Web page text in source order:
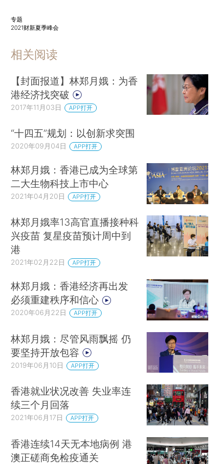
专题
2021财新夏季峰会
相关阅读
【封面报道】林郑月娥：为香
港经济找突破
2017年11月03日 APP打开
“十四五”规划：以创新求突围
2020年09月04日 APP打开
林郑月娥：香港已成为全球第
二大生物科技上市中心
2021年04月20日 APP打开
林郑月娥率13高官直播接种科
兴疫苗 复星疫苗预计周中到
港
2021年02月22日 APP打开
林郑月娥：香港经济再出发
必须重建秩序和信心
2020年06月22日 APP打开
林郑月娥：尽管风雨飘摇 仍
要坚持开放包容
2019年06月10日 APP打开
香港就业状况改善 失业率连
续三个月回落
2021年06月17日 APP打开
香港连续14天无本地病例 港
澳正磋商免检疫通关